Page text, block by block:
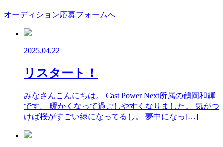
オーディション応募フォームへ
2025.04.22
リスタート！
みなさんこんにちは。 Cast Power Next所属の鶴岡和輝
です。 暖かくなって過ごしやすくなりました。 気がつ
けば桜がすごい緑になってるし。 夢中になっ[…]